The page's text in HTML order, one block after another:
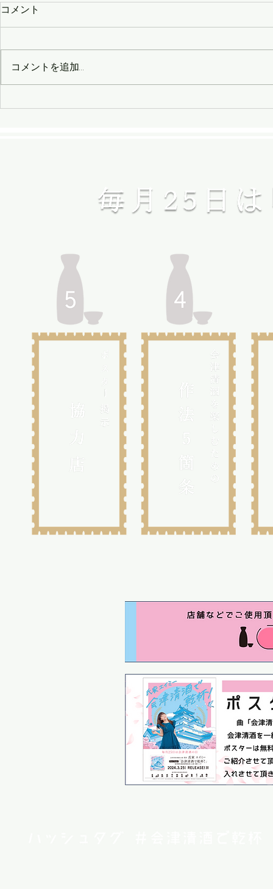
会津ラーメン祭り2018
コメント
コメントを追加…